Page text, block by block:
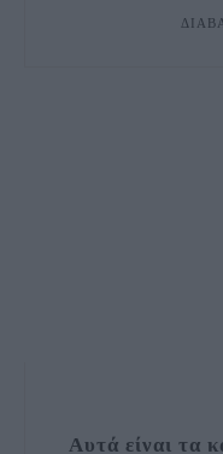
Αυτά είναι τα